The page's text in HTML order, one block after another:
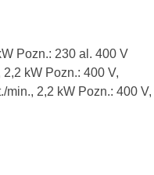
Pozn.: 230 al. 400 V
kW Pozn.: 400 V,
min., 2,2 kW Pozn.: 400 V,